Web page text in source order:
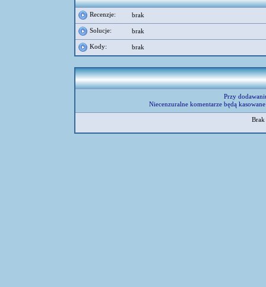
Recenzje: brak
Solucje: brak
Kody: brak
Przy
Niecenzuralne komentarze będą